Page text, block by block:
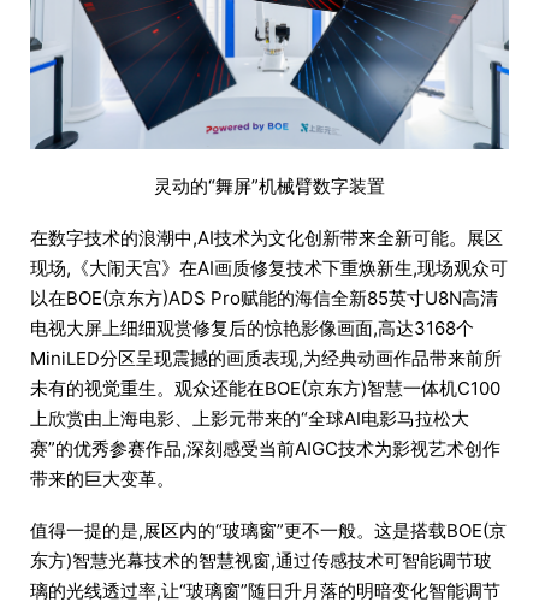
灵动的“舞屏”机械臂数字装置
在数字技术的浪潮中,AI技术为文化创新带来全新可能。展区
现场,《大闹天宫》在AI画质修复技术下重焕新生,现场观众可
以在BOE(京东方)ADS Pro赋能的海信全新85英寸U8N高清
电视大屏上细细观赏修复后的惊艳影像画面,高达3168个
MiniLED分区呈现震撼的画质表现,为经典动画作品带来前所
未有的视觉重生。观众还能在BOE(京东方)智慧一体机C100
上欣赏由上海电影、上影元带来的“全球AI电影马拉松大
赛”的优秀参赛作品,深刻感受当前AIGC技术为影视艺术创作
带来的巨大变革。
值得一提的是,展区内的“玻璃窗”更不一般。这是搭载BOE(京
东方)智慧光幕技术的智慧视窗,通过传感技术可智能调节玻
璃的光线透过率,让“玻璃窗”随日升月落的明暗变化智能调节